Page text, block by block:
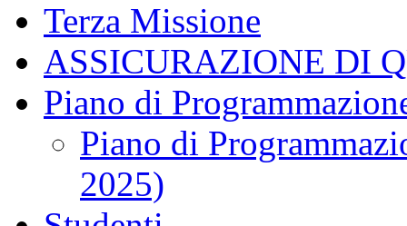
Terza Missione
ASSICURAZIONE DI
Piano di
Piano di
2025)